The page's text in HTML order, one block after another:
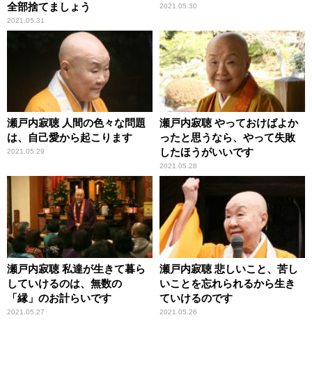
全部捨てましょう
2021.05.31
2021.05.30
瀬戸内寂聴 人間の色々な問題
は、自己愛から起こります
2021.05.29
瀬戸内寂聴 やっておけばよか
ったと思うなら、やって失敗
したほうがいいです
2021.05.28
瀬戸内寂聴 私達が生きて暮ら
していけるのは、無数の
「縁」のお計らいです
2021.05.27
瀬戸内寂聴 悲しいこと、苦し
いことを忘れられるから生き
ていけるのです
2021.05.26